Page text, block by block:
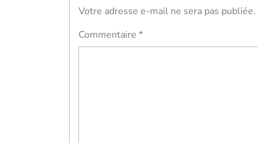
Votre adresse e-mail ne sera pas publiée.
Commentaire *